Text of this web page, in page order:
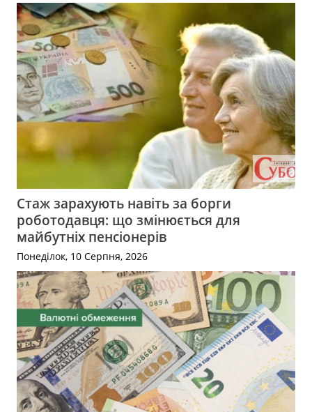
Стаж зарахують навіть за борги
роботодавця: що змінюється для
майбутніх пенсіонерів
Понеділок, 10 Серпня, 2026